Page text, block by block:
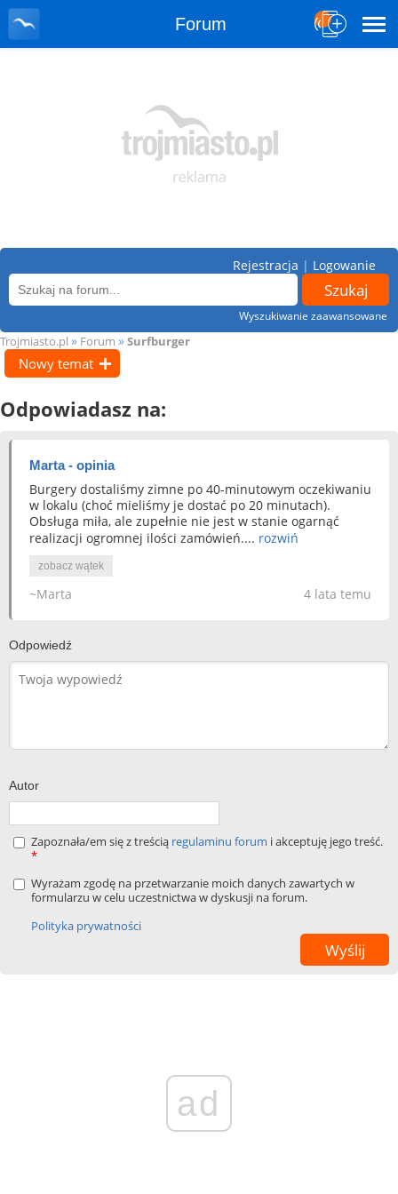
Forum
Wyszukiwanie zaawansowane
Rejestracja | Logowanie
Trojmiasto.pl » Forum » Surfburger
Nowy temat
Odpowiadasz na:
Marta - opinia
Burgery dostaliśmy zimne po 40-minutowym oczekiwaniu
w lokalu (choć mieliśmy je dostać po 20 minutach).
Obsługa miła, ale zupełnie nie jest w stanie ogarnąć
realizacji ogromnej ilości zamówień.... rozwiń
zobacz wątek
4 lata temu
~Marta
Odpowiedź
Autor
Zapoznała/em się z treścią regulaminu forum i akceptuję jego treść.
*
Wyrażam zgodę na przetwarzanie moich danych zawartych w
formularzu w celu uczestnictwa w dyskusji na forum.
Polityka prywatności
ad